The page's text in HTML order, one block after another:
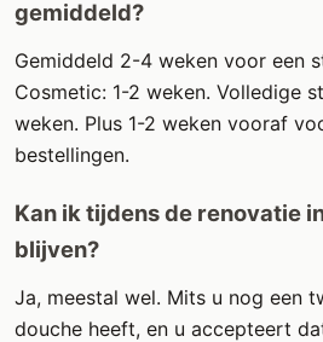
gemiddeld?
Gemiddeld 2-4 weken voor een
Cosmetic: 1-2 weken. Volledige
weken. Plus 1-2 weken vooraf
bestellingen.
Kan ik tijdens de renovatie
blijven?
Ja, meestal wel. Mits u nog een
douche heeft, en u accepteert